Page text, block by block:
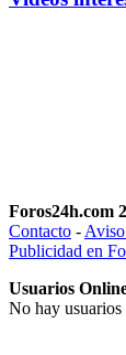
Foros24h.com
Contacto -
Publicidad en
Usuarios
No hay usuarios